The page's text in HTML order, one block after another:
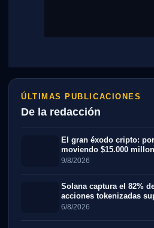
ÚLTIMAS PUBLICACIONES
De la redacción
El gran éxodo cripto:
moviendo $15.000
9/8/2026
Solana captura el 82%
acciones tokenizadas
6/8/2026